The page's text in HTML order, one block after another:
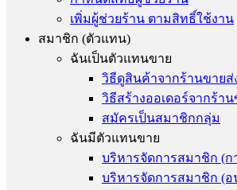
เพิ่มผู้ช่วยร้าน ตามสิทธิ์ใช้งาน
สมาชิก (ตัวแทน)
ฉันเป็นตัวแทนขาย
วิธีดูสินค้าจากร้านขายส่
วิธีสร้างออเดอร์จากร้าน
สมัครเป็นสมาชิกกลุ่ม
ฉันมีตัวแทนขาย
บริหารจัดการสมาชิก (
บริหารจัดการสมาชิก (